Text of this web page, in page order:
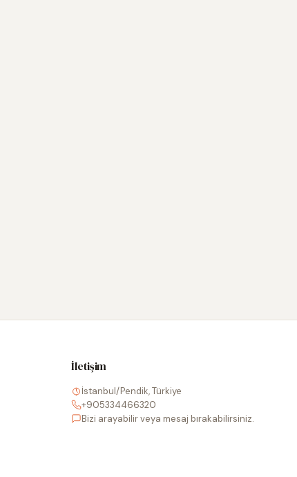
İletişim
İstanbul/Pendik, Türkiye
+905334466320
Bizi arayabilir veya mesaj bırakabilirsiniz.